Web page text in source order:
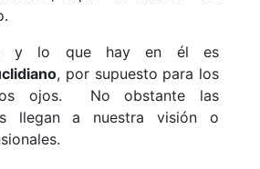
y lo que hay en él es
, por supuesto para los
ojos. No obstante las
llegan a nuestra visión o